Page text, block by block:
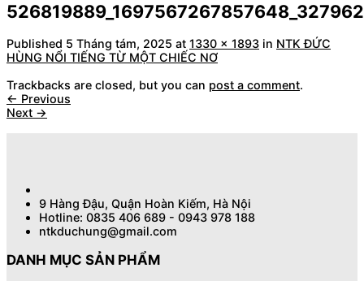
Published 5 Tháng tám, 2025 at 1330 × 1893 in NTK ĐỨC
HÙNG NỔI TIẾNG TỪ MỘT CHIẾC NƠ
Trackbacks are closed, but you can post a comment.
← Previous
Next →
9 Hàng Đậu, Quận Hoàn Kiếm, Hà Nội
Hotline: 0835 406 689 - 0943 978 188
ntkduchung@gmail.com
DANH MỤC SẢN PHẨM